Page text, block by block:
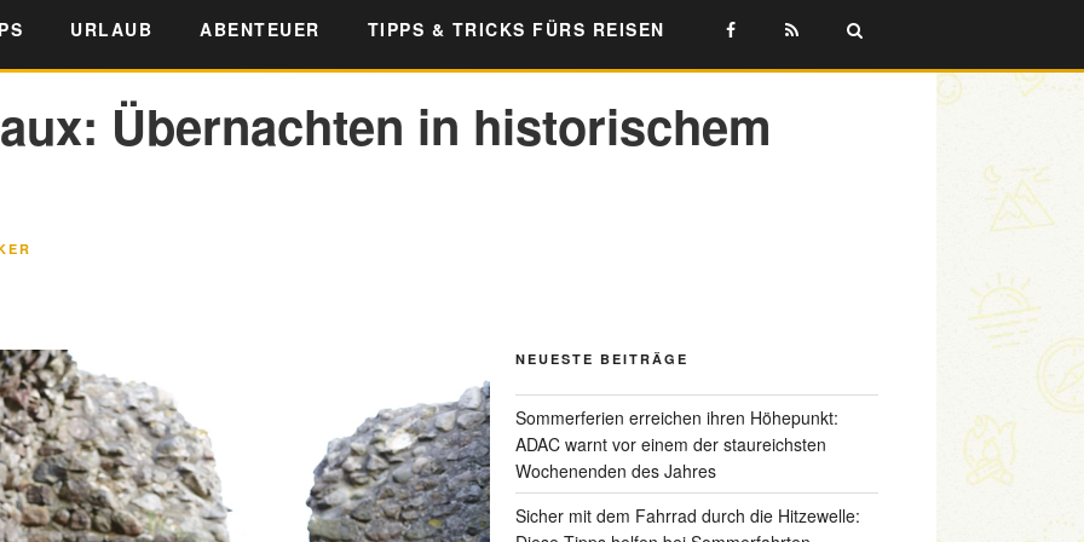
URLAUB ABENTEUER TIPPS & TRICKS FÜRS REISEN
Übernachten in historischem
NEUESTE BEITRÄGE
Sommerferien erreichen ihren Höhepunkt:
ADAC warnt vor einem der staureichsten
Wochenenden des Jahres
Sicher mit dem Fahrrad durch die Hitzewelle: